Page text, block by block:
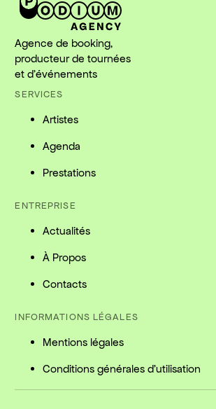
Agence de booking,
producteur de tournées
et d'événements
SERVICES
Artistes
Agenda
Prestations
ENTREPRISE
Actualités
À Propos
Contacts
INFORMATIONS LÉGALES
Mentions légales
Conditions générales d'utilisation